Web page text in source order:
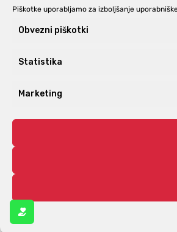
Piškotke uporabljamo za izboljšanje
Obvezni piškotki
Statistika
Marketing